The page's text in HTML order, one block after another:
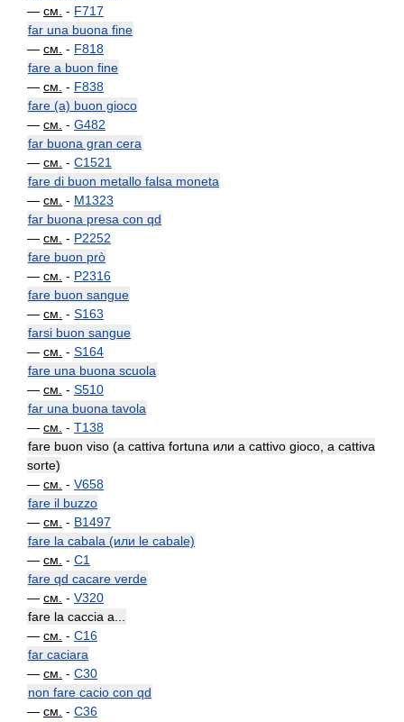
— см. - F717
far una buona fine
— см. - F818
fare a buon fine
— см. - F838
fare (a) buon gioco
— см. - G482
far buona gran cera
— см. - C1521
fare di buon metallo falsa moneta
— см. - M1323
far buona presa con qd
— см. - P2252
fare buon prò
— см. - P2316
fare buon sangue
— см. - S163
farsi buon sangue
— см. - S164
fare una buona scuola
— см. - S510
far una buona tavola
— см. - T138
fare buon viso (a cattiva fortuna или a cattivo gioco, a cattiva
sorte)
— см. - V658
fare il buzzo
— см. - B1497
fare la cabala (или le cabale)
— см. - C1
fare qd cacare verde
— см. - V320
fare la caccia a...
— см. - C16
far caciara
— см. - C30
non fare cacio con qd
— см. - C36